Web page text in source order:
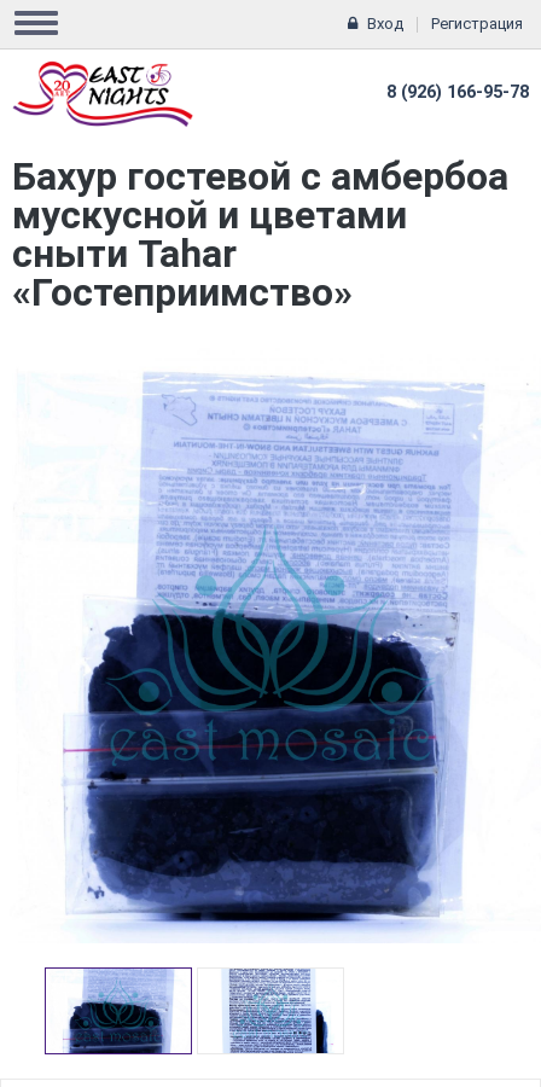
Вход Регистрация
8 (926) 166-95-78
Бахур гостевой с амбербоа
мускусной и цветами
сныти Tahar
«Гостеприимство»